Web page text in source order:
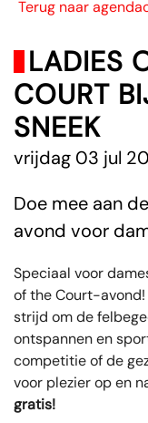
Terug naar
LADIES
COURT
SNEEK
vrijdag 03 jul
Doe mee aan
avond voor
Speciaal voor
of the Court-
strijd om de
ontspannen en
competitie of de
voor plezier op en
gratis!